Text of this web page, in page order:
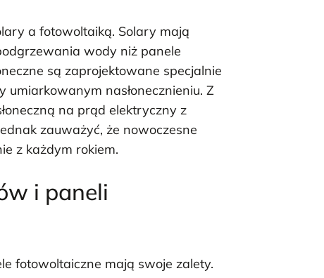
a fotowoltaiką. Solary mają
wody niż panele
są zaprojektowane specjalnie
nasłonecznieniu. Z
na prąd elektryczny z
zauważyć, że nowoczesne
z każdym rokiem.
i paneli
fotowoltaiczne mają swoje zalety.